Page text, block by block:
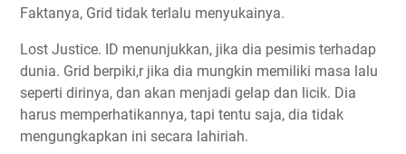
Faktanya, Grid tidak terlalu menyukainya.
Lost Justice. ID menunjukkan, jika dia pesimis terhadap
dunia. Grid berpiki,r jika dia mungkin memiliki masa lalu
seperti dirinya, dan akan menjadi gelap dan licik. Dia
harus memperhatikannya, tapi tentu saja, dia tidak
mengungkapkan ini secara lahiriah.